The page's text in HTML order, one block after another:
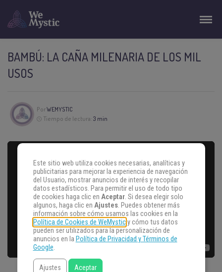
BAMBÚ: LA CAÑA MILENARIA DE LOS MIL
USOS
PorWEMYSTIC
Tiempo de lectura: 3 min
Este sitio web utiliza cookies necesarias, analíticas y
publicitarias para mejorar la experiencia de navegación
del Usuario, mostrar anuncios de interés y recopilar
datos estadísticos. Para permitir el uso de todo tipo
de cookies haga clic en Aceptar. Si desea elegir solo
algunos, haga clic en Ajustes. Puedes obtener más
información sobre cómo usamos las cookies en la
Política de Cookies de WeMysticy cómo tus datos
pueden ser utilizados para la personalización de
anuncios en la Política de Privacidad y Términos de
Google.
Ajustes Aceptar